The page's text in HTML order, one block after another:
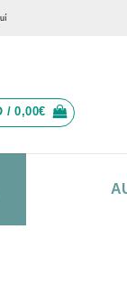
/0,00€